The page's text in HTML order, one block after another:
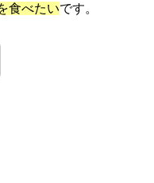
食べたいです。